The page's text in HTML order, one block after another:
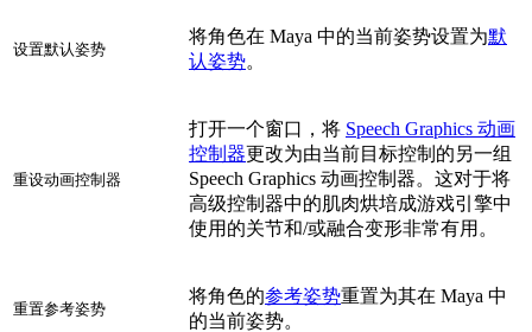
设置默认姿势
将角色在 Maya 中的当前姿势设置为默
认姿势。
重设动画控制器
打开一个窗口，将 Speech Graphics 动画
控制器更改为由当前目标控制的另一组
Speech Graphics 动画控制器。这对于将
高级控制器中的肌肉烘培成游戏引擎中
使用的关节和/或融合变形非常有用。
重置参考姿势
将角色的参考姿势重置为其在 Maya 中
的当前姿势。